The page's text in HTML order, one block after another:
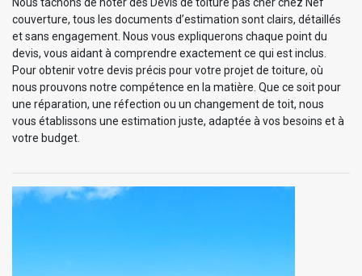
couverture, tous les documents d’estimation sont clairs, détaillés
et sans engagement. Nous vous expliquerons chaque point du
devis, vous aidant à comprendre exactement ce qui est inclus.
Pour obtenir votre devis précis pour votre projet de toiture, où
nous prouvons notre compétence en la matière. Que ce soit pour
une réparation, une réfection ou un changement de toit, nous
vous établissons une estimation juste, adaptée à vos besoins et à
votre budget.